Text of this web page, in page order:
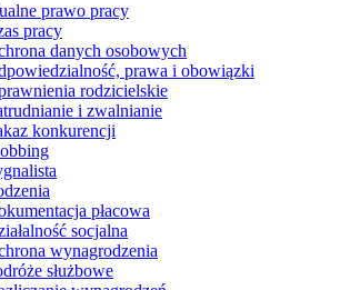
prawo pracy
pracy
danych osobowych
prawa i obowiązki
rodzicielskie
i zwalnianie
konkurencji
płacowa
socjalna
wynagrodzenia
służbowe